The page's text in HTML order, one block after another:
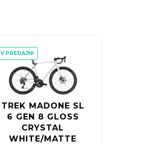
V PREDAJNI
TREK MADONE SL
6 GEN 8 GLOSS
CRYSTAL
WHITE/MATTE